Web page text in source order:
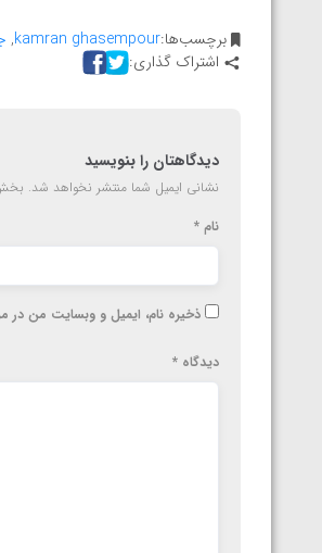
برچسب‌ها:kamran ghasempour
,
اشتراک گذاری:
دیدگاهتان را بنویسید
نشانی ایمیل شما منتشر نخواهد شد.
نام *
ذخیره نام، ایمیل و وبسایت من در
دیدگاه *